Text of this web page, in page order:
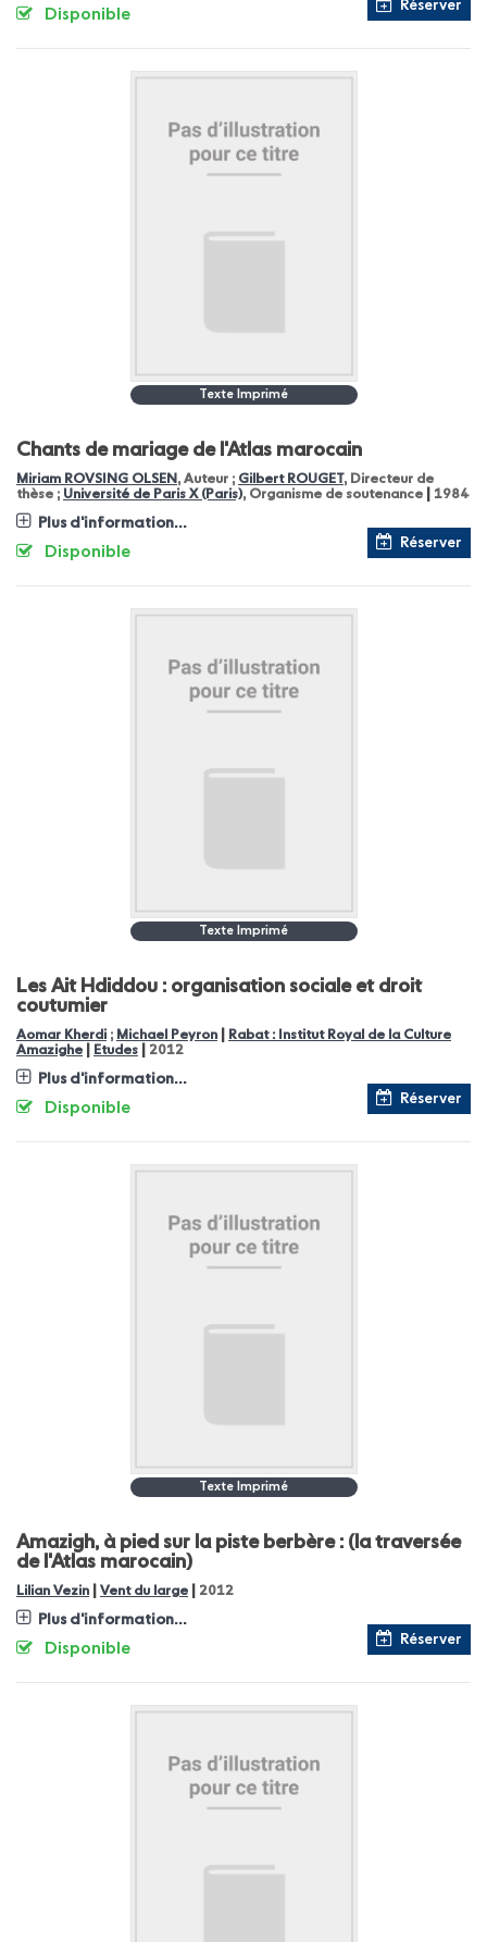
Réserver
Disponible
Texte Imprimé
Chants de mariage de l'Atlas marocain
Miriam ROVSING OLSEN , Auteur ; Gilbert ROUGET, Directeur de
thèse ; Université de Paris X (Paris), Organisme de soutenance 1984
Plus d'information...
Réserver
Disponible
Texte Imprimé
Les Ait Hdiddou : organisation sociale et droit
coutumier
Aomar Kherdi ; Michael Peyron
Rabat : Institut Royal de la Culture
Amazighe
Etudes 2012
Plus d'information...
Réserver
Disponible
Texte Imprimé
Amazigh, à pied sur la piste berbère : (la traversée
de l'Atlas marocain)
Lilian Vezin Vent du large 2012
Plus d'information...
Réserver
Disponible